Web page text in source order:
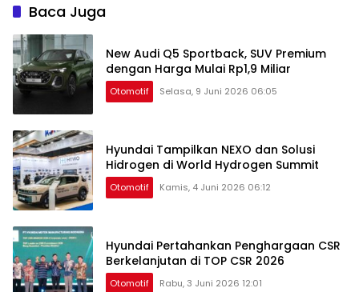
Baca Juga
New Audi Q5 Sportback, SUV Premium
dengan Harga Mulai Rp1,9 Miliar
Otomotif Selasa, 9 Juni 2026 06:05
Hyundai Tampilkan NEXO dan Solusi
Hidrogen di World Hydrogen Summit
Otomotif Kamis, 4 Juni 2026 06:12
Hyundai Pertahankan Penghargaan CSR
Berkelanjutan di TOP CSR 2026
Otomotif Rabu, 3 Juni 2026 12:01